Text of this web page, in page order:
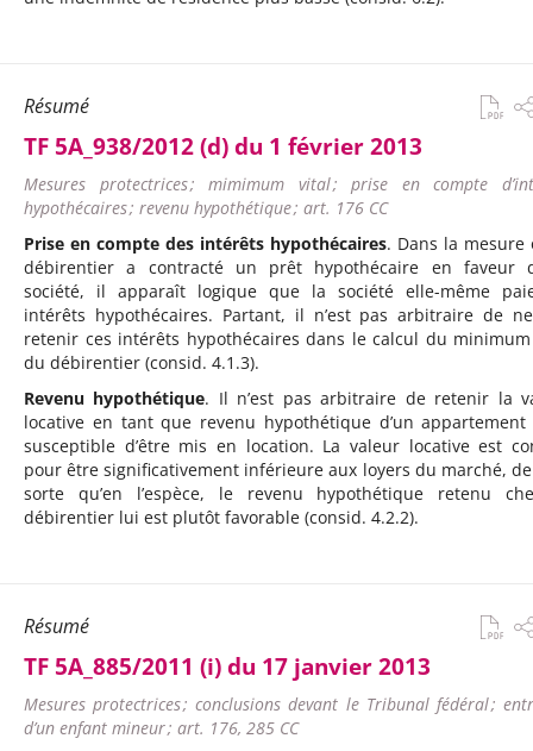
Résumé
TF 5A_938/2012 (d) du 1 février 2013
Mesures protectrices ; mimimum vital ; prise en compte
hypothécaires ; revenu hypothétique ; art. 176 CC
Prise en compte des intérêts hypothécaires. Dans la mesure
débirentier a contracté un prêt hypothécaire en faveur
société, il apparaît logique que la société elle-même
intérêts hypothécaires. Partant, il n’est pas arbitraire de
retenir ces intérêts hypothécaires dans le calcul du
du débirentier (consid. 4.1.3).
Revenu hypothétique. Il n’est pas arbitraire de retenir la
locative en tant que revenu hypothétique d’un
susceptible d’être mis en location. La valeur locative est
pour être significativement inférieure aux loyers du marché,
sorte qu’en l’espèce, le revenu hypothétique retenu
débirentier lui est plutôt favorable (consid. 4.2.2).
Résumé
TF 5A_885/2011 (i) du 17 janvier 2013
Mesures protectrices ; conclusions devant le Tribunal fédéral ;
d’un enfant mineur ; art. 176, 285 CC